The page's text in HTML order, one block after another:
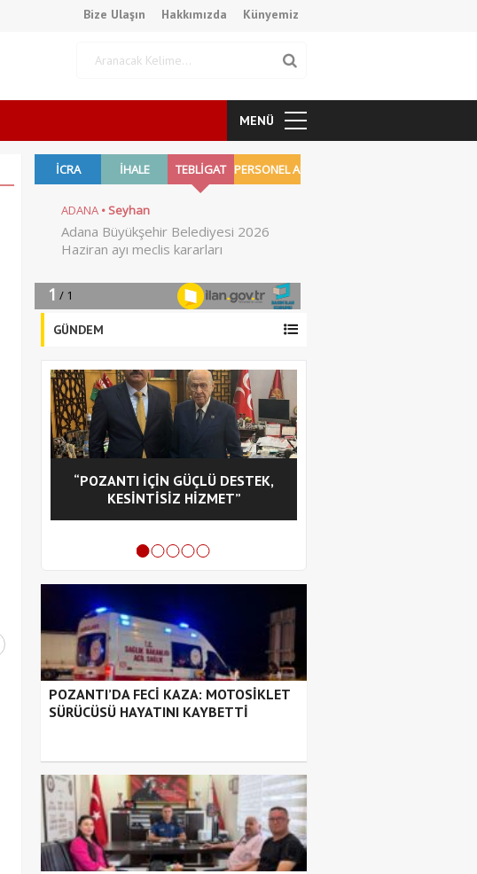
Bize Ulaşın Hakkımızda Künyemiz
MENÜ
GÜNDEM
“POZANTI İÇİN GÜÇLÜ DESTEK,
KESİNTİSİZ HİZMET”
POZANTI’DA FECİ KAZA: MOTOSİKLET
SÜRÜCÜSÜ HAYATINI KAYBETTİ